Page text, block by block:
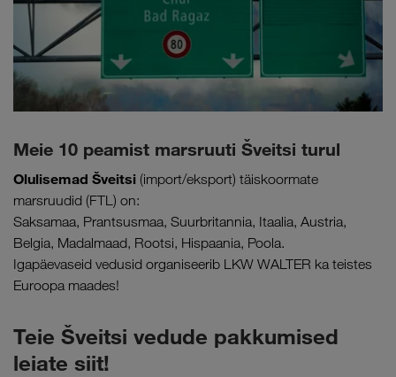
Meie 10 peamist marsruuti Šveitsi turul
Olulisemad Šveitsi (import/eksport) täiskoormate
marsruudid (FTL) on:
Saksamaa, Prantsusmaa, Suurbritannia, Itaalia, Austria,
Belgia, Madalmaad, Rootsi, Hispaania, Poola.
Igapäevaseid vedusid organiseerib LKW WALTER ka teistes
Euroopa maades!
Teie Šveitsi vedude pakkumised
leiate siit!